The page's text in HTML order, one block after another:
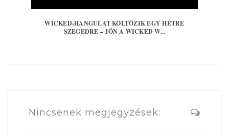
WICKED-HANGULAT KÖLTÖZIK EGY HÉTRE
SZEGEDRE – JÖN A WICKED W...
Nincsenek megjegyzések: